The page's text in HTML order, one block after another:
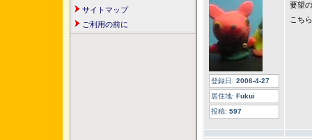
サイトマップ
ご利用の前に
登録日: 2006-4-27
居住地: Fukui
投稿: 597
要望
こち